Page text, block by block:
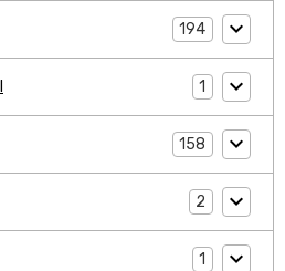
194
1
158
2
1